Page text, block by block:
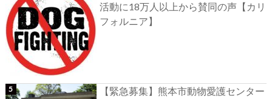
活動に18万人以上から賛同の声【カリ
フォルニア】
【緊急募集】熊本市動物愛護センター